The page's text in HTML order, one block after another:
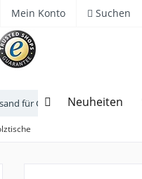
Mein Konto Suchen
Neuheiten
für Gartenmöbel